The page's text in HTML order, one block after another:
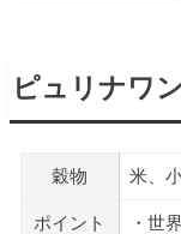
ピュリナワ
穀物 米、
ポイント
・世